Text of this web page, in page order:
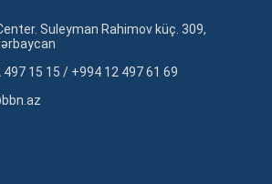
Suleyman Rahimov küç. 309,
15 15 / +994 12 497 61 69